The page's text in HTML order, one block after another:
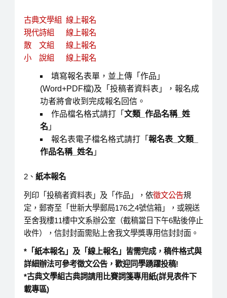
古典文學組 線上報名
現代詩組 線上報名
散 文組 線上報名
小 說組 線上報名
填寫報名表單，並上傳「作品」
(Word+PDF檔)及「投稿者資料表」，報名成
功者將會收到完成報名回信。
作品檔名格式請打「 文類_ 作品名稱_ 姓
名 」
報名表電子檔名格式請打「 報名表_ 文類_
作品名稱_ 姓名 」
2、 紙本報名
列印「投稿者資料表」及「作品」，依徵文公告規
定，郵寄至「世新大學郵局176之4號信箱」，或親送
至舍我樓11樓中文系辦公室（截稿當日下午6點後停止
收件），信封封面需貼上舍我文學獎專用信封封面。
*「紙本報名」及「線上報名」皆需完成，稿件格式與
詳細辦法可參考徵文公告，歡迎同學踴躍投稿!
*古典文學組古典詞請用比賽詞箋專用紙(詳見表件下
載專區)